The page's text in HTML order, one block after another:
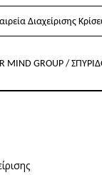
Διαχείρισης
MIND GROUP /